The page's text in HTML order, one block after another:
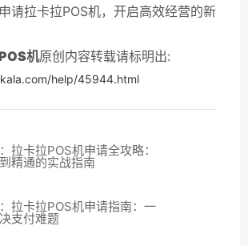
请拉卡拉POS机，开启高效经营的新
机原创内容转载请标明出:
help/45944.html
拉卡拉POS机申请全攻略：
精通的实战指南
拉卡拉POS机申请指南：一
支付难题